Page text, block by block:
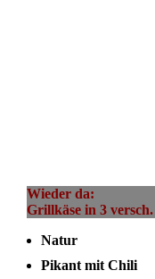
Wieder da:
Grillkäse in 3
Natur
Pikant mit Chili